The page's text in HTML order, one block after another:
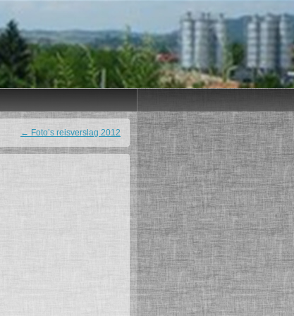
← Foto’s reisverslag 2012